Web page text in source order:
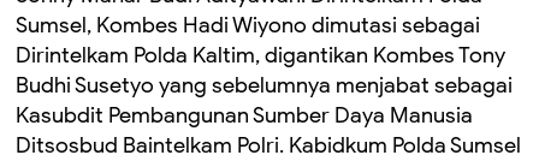
Sumsel, Kombes Hadi Wiyono dimutasi sebagai
Dirintelkam Polda Kaltim, digantikan Kombes Tony
Budhi Susetyo yang sebelumnya menjabat sebagai
Kasubdit Pembangunan Sumber Daya Manusia
Ditsosbud Baintelkam Polri. Kabidkum Polda Sumsel